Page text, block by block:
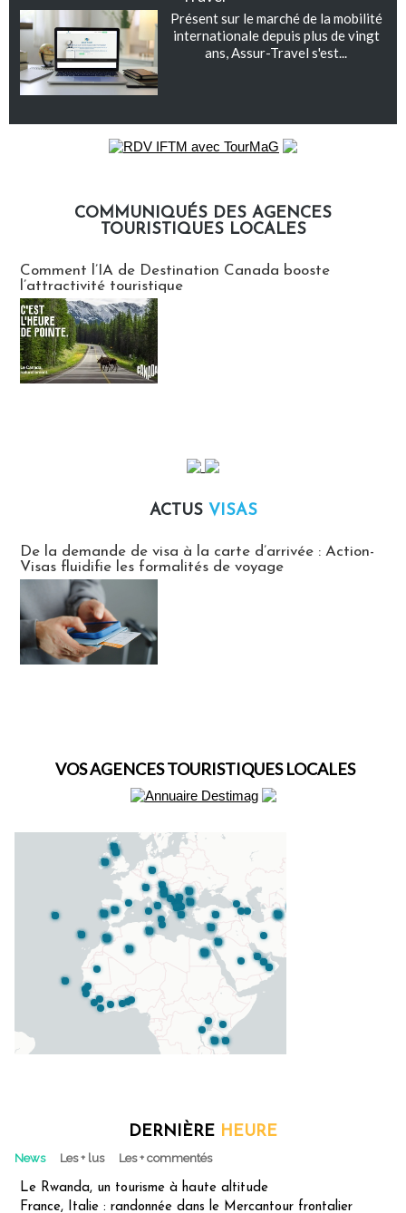
Présent sur le marché de la mobilité
internationale depuis plus de vingt
ans, Assur-Travel s'est...
COMMUNIQUÉS DES AGENCES
TOURISTIQUES LOCALES
Comment l’IA de Destination Canada booste
l’attractivité touristique
ACTUS VISAS
De la demande de visa à la carte d’arrivée : Action-
Visas fluidifie les formalités de voyage
VOS AGENCES TOURISTIQUES LOCALES
DERNIÈRE HEURE
News Les + lus Les + commentés
Le Rwanda, un tourisme à haute altitude
France, Italie : randonnée dans le Mercantour frontalier